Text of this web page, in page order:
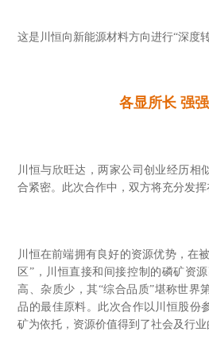
这是川恒向新能源材料方向进行“深度
各显所长 强
川恒与欣旺达，两家公司创业经历相
合紧密。此次合作中，双方将充分发挥
川恒在前端拥有良好的资源优势，在
区”，川恒直接和间接控制的磷矿资
高、杂质少，其“综合品质”堪称世界
品的最佳原料。此次合作以川恒股份
矿为依托，资源价值得到了社会及行业